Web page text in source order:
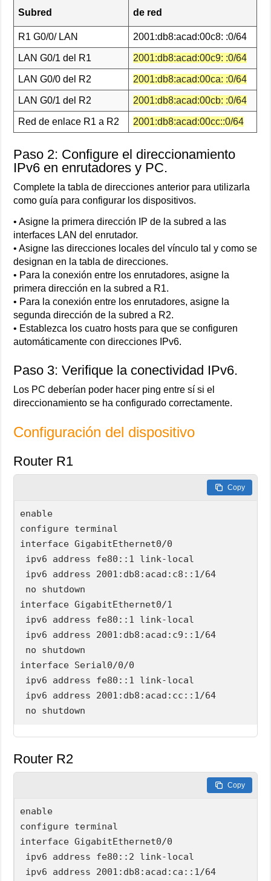
Subred de red
R1 G0/0/ LAN 2001:db8:acad:00c8: :0/64
LAN G0/1 del R1 2001:db8:acad:00c9: :0/64
LAN G0/0 del R2 2001:db8:acad:00ca: :0/64
LAN G0/1 del R2 2001:db8:acad:00cb: :0/64
Red de enlace R1 a R2 2001:db8:acad:00cc::0/64
Paso 2: Configure el direccionamiento
IPv6 en enrutadores y PC.
Complete la tabla de direcciones anterior para utilizarla
como guía para configurar los dispositivos.
• Asigne la primera dirección IP de la subred a las
interfaces LAN del enrutador.
• Asigne las direcciones locales del vínculo tal y como se
designan en la tabla de direcciones.
• Para la conexión entre los enrutadores, asigne la
primera dirección en la subred a R1.
• Para la conexión entre los enrutadores, asigne la
segunda dirección de la subred a R2.
• Establezca los cuatro hosts para que se configuren
automáticamente con direcciones IPv6.
Paso 3: Verifique la conectividad IPv6.
Los PC deberían poder hacer ping entre sí si el
direccionamiento se ha configurado correctamente.
Configuración del dispositivo
Router R1
Copy
enable
configure terminal
interface GigabitEthernet0/0
ipv6 address fe80::1 link-local
ipv6 address 2001:db8:acad:c8::1/64
no shutdown
interface GigabitEthernet0/1
ipv6 address fe80::1 link-local
ipv6 address 2001:db8:acad:c9::1/64
no shutdown
interface Serial0/0/0
ipv6 address fe80::1 link-local
ipv6 address 2001:db8:acad:cc::1/64
Router R2
Copy
enable
configure terminal
interface GigabitEthernet0/0
ipv6 address fe80::2 link-local
ipv6 address 2001:db8:acad:ca::1/64